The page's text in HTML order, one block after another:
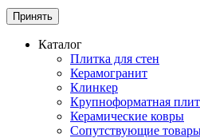
Принять
Каталог
Плитка для стен
Керамогранит
Клинкер
Крупноформатная
Керамические ковры
Сопутствующие